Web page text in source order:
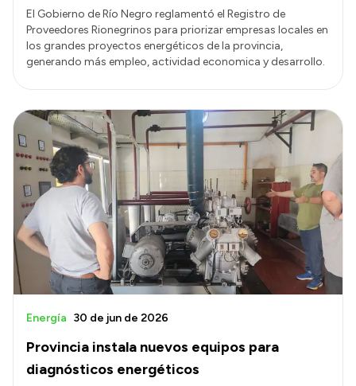
El Gobierno de Río Negro reglamentó el Registro de
Proveedores Rionegrinos para priorizar empresas locales en
los grandes proyectos energéticos de la provincia,
generando más empleo, actividad economica y desarrollo.
Provincia instala nuevos equipos para
diagnósticos energéticos
Energía 30 de jun de 2026